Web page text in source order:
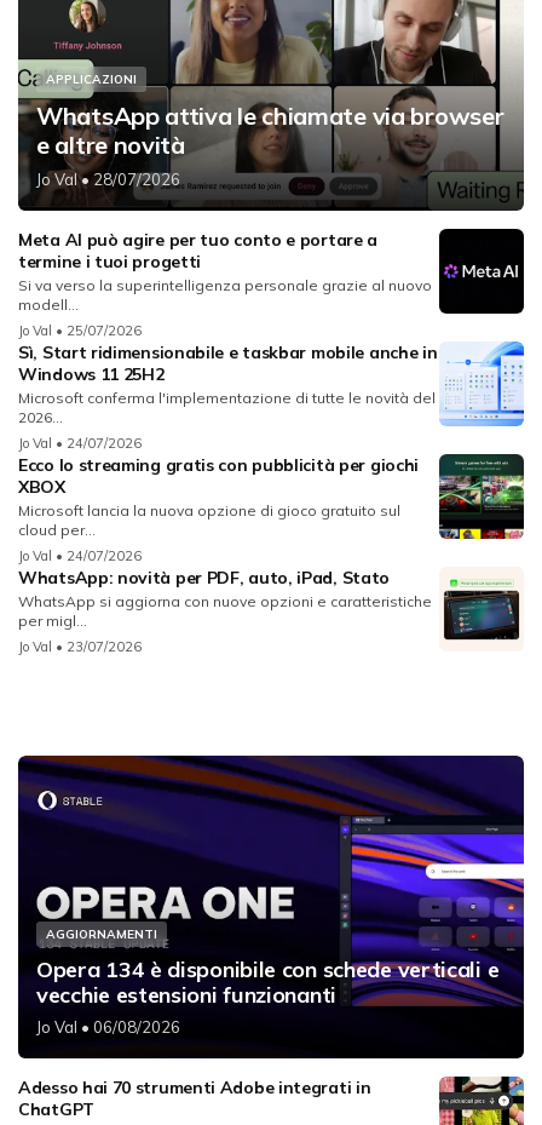
APPLICAZIONI
WhatsApp attiva le chiamate via browser
e altre novità
Jo Val• 28/07/2026
Meta AI può agire per tuo conto e portare a
termine i tuoi progetti
Si va verso la superintelligenza personale grazie al nuovo
modell...
Jo Val • 25/07/2026
Sì, Start ridimensionabile e taskbar mobile anche in
Windows 11 25H2
Microsoft conferma l'implementazione di tutte le novità del
2026...
Jo Val • 24/07/2026
Ecco lo streaming gratis con pubblicità per giochi
XBOX
Microsoft lancia la nuova opzione di gioco gratuito sul
cloud per...
Jo Val • 24/07/2026
WhatsApp: novità per PDF, auto, iPad, Stato
WhatsApp si aggiorna con nuove opzioni e caratteristiche
per migl...
Jo Val • 23/07/2026
AGGIORNAMENTI
Opera 134 è disponibile con schede verticali e
vecchie estensioni funzionanti
Jo Val • 06/08/2026
Adesso hai 70 strumenti Adobe integrati in
ChatGPT